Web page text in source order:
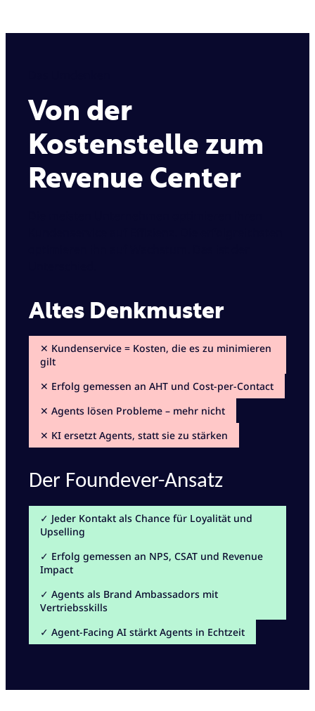
Von der
Kostenstelle zum
Revenue Center
Altes Denkmuster
✕ Kundenservice = Kosten, die es zu minimieren
gilt
✕ Erfolg gemessen an AHT und Cost-per-Contact
✕ Agents lösen Probleme – mehr nicht
✕ KI ersetzt Agents, statt sie zu stärken
Der Foundever-Ansatz
✓ Jeder Kontakt als Chance für Loyalität und
Upselling
✓ Erfolg gemessen an NPS, CSAT und Revenue
Impact
✓ Agents als Brand Ambassadors mit
Vertriebsskills
✓ Agent-Facing AI stärkt Agents in Echtzeit